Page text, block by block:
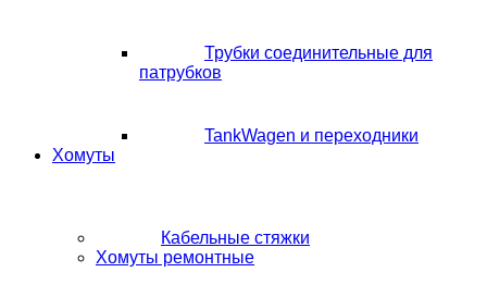
Трубки соединительные для
патрубков
TankWagen и переходники
Хомуты
Кабельные стяжки
Хомуты ремонтные